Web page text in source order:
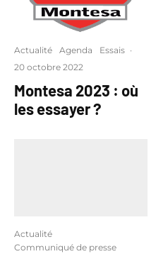
Actualité Agenda Essais ·
20 octobre 2022
Montesa 2023 : où
les essayer ?
Actualité
Communiqué de presse